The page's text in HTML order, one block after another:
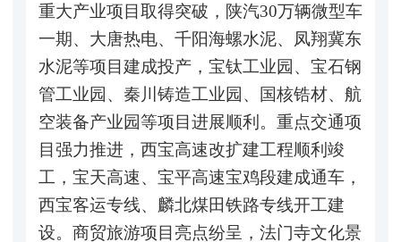
重大产业项目取得突破，陕汽30万辆微型车
一期、大唐热电、千阳海螺水泥、凤翔冀东
水泥等项目建成投产，宝钛工业园、宝石钢
管工业园、秦川铸造工业园、国核锆材、航
空装备产业园等项目进展顺利。重点交通项
目强力推进，西宝高速改扩建工程顺利竣
工，宝天高速、宝平高速宝鸡段建成通车，
西宝客运专线、麟北煤田铁路专线开工建
设。商贸旅游项目亮点纷呈，法门寺文化景